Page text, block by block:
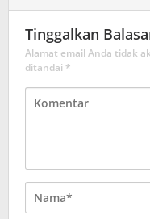
Tinggalkan
Alamat email Anda tidak
ditandai *